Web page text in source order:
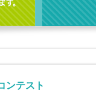
ンテスト